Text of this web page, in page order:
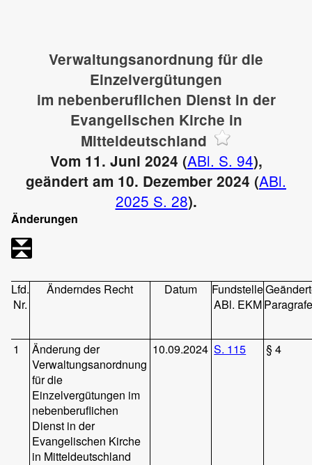
Verwaltungsanordnung für die
Einzelvergütungen
im nebenberuflichen Dienst in der
Evangelischen Kirche in
Mitteldeutschland
Vom 11. Juni 2024 (ABl. S. 94),
geändert am 10. Dezember 2024 (ABl.
2025 S. 28).
Änderungen
Lfd.
Nr.
Änderndes Recht Datum
Fundstelle
ABl. EKM
1
Änderung der
Verwaltungsanordnung
für die
Einzelvergütungen im
nebenberuflichen
Dienst in der
Evangelischen Kirche
in Mitteldeutschland
10.09.2024 S. 115 § 4